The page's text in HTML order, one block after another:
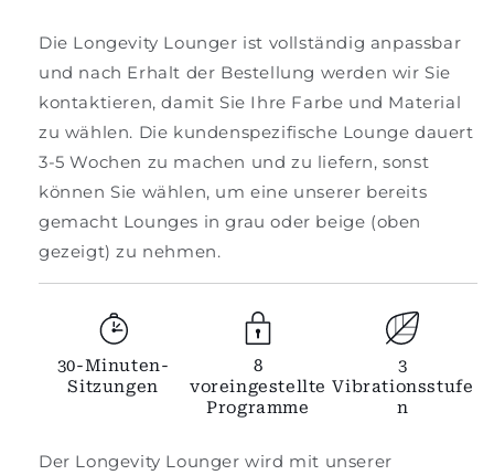
Die Longevity Lounger ist vollständig anpassbar
und nach Erhalt der Bestellung werden wir Sie
kontaktieren, damit Sie Ihre Farbe und Material
zu wählen. Die kundenspezifische Lounge dauert
3-5 Wochen zu machen und zu liefern, sonst
können Sie wählen, um eine unserer bereits
gemacht Lounges in grau oder beige (oben
gezeigt) zu nehmen.
30-Minuten-
Sitzungen
8
voreingestellte
Programme
3
Vibrationsstufe
n
Der Longevity Lounger wird mit unserer